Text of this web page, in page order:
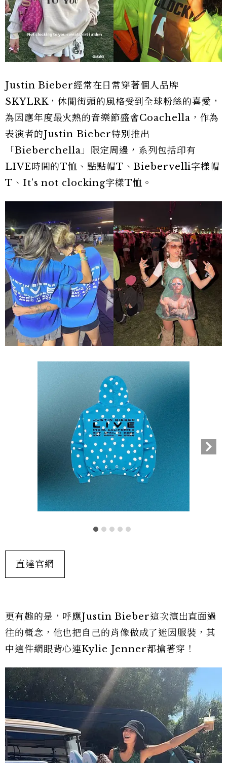
Justin Bieber經常在日常穿著個人品牌
SKYLRK，休閒街頭的風格受到全球粉絲的喜愛，
為因應年度最火熱的音樂節盛會Coachella，作為
表演者的Justin Bieber特別推出
「Bieberchella」限定周邊，系列包括印有
LIVE時間的T恤、點點帽T、Biebervelli字樣帽
T、It’s not clocking字樣T恤。
直達官網
更有趣的是，呼應Justin Bieber這次演出直面過
往的概念，他也把自己的肖像做成了迷因服裝，其
中這件網眼背心連Kylie Jenner都搶著穿！